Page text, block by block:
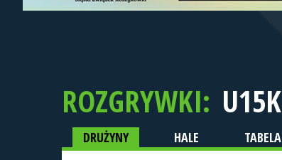
ROZGRYWKI: U15K
DRUŻYNY HALE TABELA